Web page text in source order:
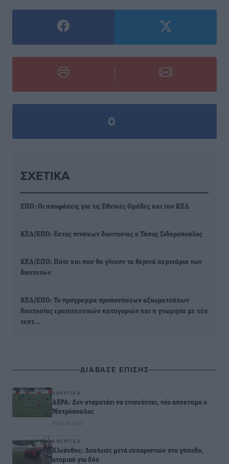
0
ΣΧΕΤΙΚΆ
ΕΠΟ: Οι αποφάσεις για τις Εθνικές Ομάδες και την ΚΕΔ
ΚΕΔ/ΕΠΟ: Εκτός πινάκων διαιτησίας ο Τάσος Σιδηρόπουλος
ΚΕΔ/ΕΠΟ: Πότε και που θα γίνουν τα θερινά σεμινάρια των
διαιτητών
ΚΕΔ/ΕΠΟ: Το πρόγραμμα προπονήσεων αξιωματούχων
διαιτησίας ερασιτεχνικών κατηγοριών και η γνωριμία με νέα
τεστ…
ΔΙΑΒΑΣΕ ΕΠΙΣΗΣ
ΑΘΛΗΤΙΚΆ
ΑΕΡΑ: Δεν σταματάει να ενισχύεται, νέο απόκτημα ο
Μητρόπουλος
06.08.26 · 16:52
ΑΘΛΗΤΙΚΆ
Κλεάνθης: Δουλειές μετά ευχαριστιών στο γήπεδο,
ατομικό για δύο